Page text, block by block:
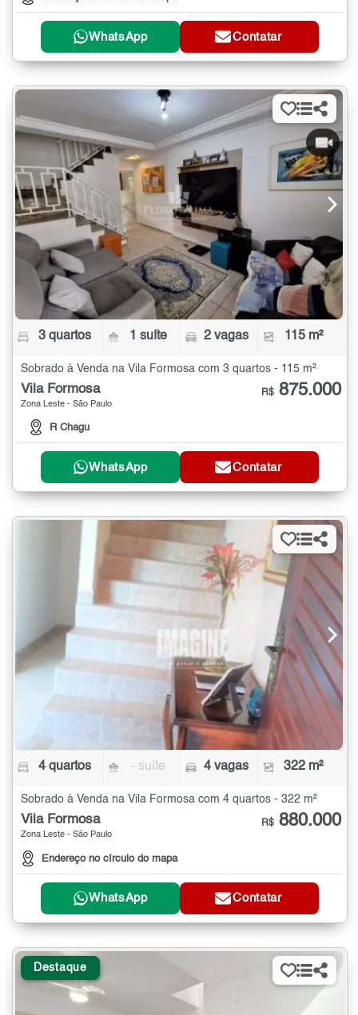
WhatsApp Contatar
3 quartos 1 suíte 2 vagas 115 m²
Sobrado à Venda na Vila Formosa com 3 quartos - 115 m²
Vila Formosa
Zona Leste - São Paulo
R Chagu
R$ 875.000
WhatsApp Contatar
4 quartos - suíte 4 vagas 322 m²
Sobrado à Venda na Vila Formosa com 4 quartos - 322 m²
Vila Formosa
Zona Leste - São Paulo
Endereço no círculo do mapa
R$ 880.000
WhatsApp Contatar
Destaque